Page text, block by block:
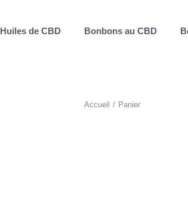
Huiles de CBD Bonbons au CBD
Accueil Panier